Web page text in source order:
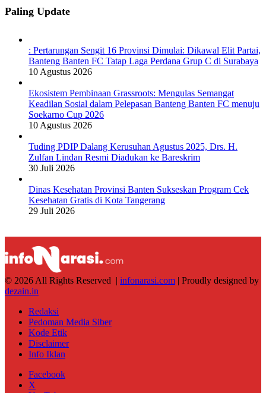
Paling Update
: Pertarungan Sengit 16 Provinsi Dimulai: Dikawal Elit Partai,
Banteng Banten FC Tatap Laga Perdana Grup C di Surabaya
10 Agustus 2026
Ekosistem Pembinaan Grassroots: Mengulas Semangat
Keadilan Sosial dalam Pelepasan Banteng Banten FC menuju
Soekarno Cup 2026
10 Agustus 2026
Tuding PDIP Dalang Kerusuhan Agustus 2025, Drs. H.
Zulfan Lindan Resmi Diadukan ke Bareskrim
30 Juli 2026
Dinas Kesehatan Provinsi Banten Sukseskan Program Cek
Kesehatan Gratis di Kota Tangerang
29 Juli 2026
© 2026 All Rights Reserved | infonarasi.com | Proudly designed by
dezain.in
Redaksi
Pedoman Media Siber
Kode Etik
Disclaimer
Info Iklan
Facebook
X